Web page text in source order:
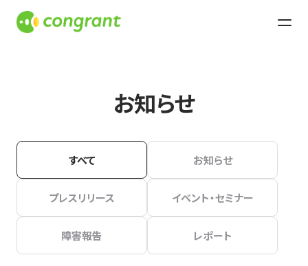
お知らせ
すべて お知らせ
プレスリリース イベント・セミナー
障害報告 レポート